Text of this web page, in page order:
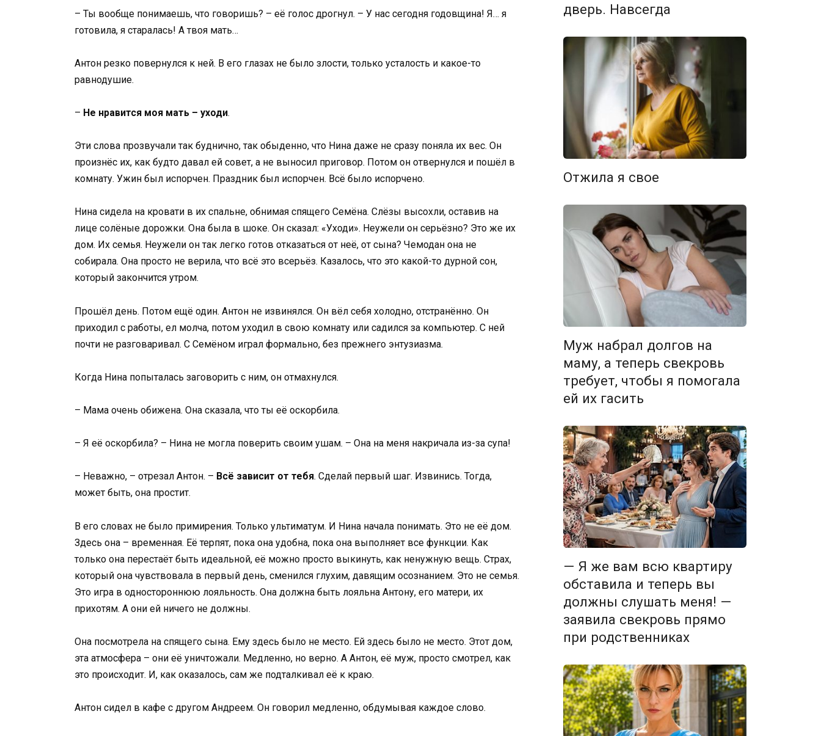
– Ты вообще понимаешь, что говоришь? – её голос дрогнул. – У нас сегодня годовщина! Я… я
готовила, я старалась! А твоя мать…
Антон резко повернулся к ней. В его глазах не было злости, только усталость и какое-то
равнодушие.
– Не нравится моя мать – уходи.
Эти слова прозвучали так буднично, так обыденно, что Нина даже не сразу поняла их вес. Он
произнёс их, как будто давал ей совет, а не выносил приговор. Потом он отвернулся и пошёл в
комнату. Ужин был испорчен. Праздник был испорчен. Всё было испорчено.
Нина сидела на кровати в их спальне, обнимая спящего Семёна. Слёзы высохли, оставив на
лице солёные дорожки. Она была в шоке. Он сказал: «Уходи». Неужели он серьёзно? Это же их
дом. Их семья. Неужели он так легко готов отказаться от неё, от сына? Чемодан она не
собирала. Она просто не верила, что всё это всерьёз. Казалось, что это какой-то дурной сон,
который закончится утром.
Прошёл день. Потом ещё один. Антон не извинялся. Он вёл себя холодно, отстранённо. Он
приходил с работы, ел молча, потом уходил в свою комнату или садился за компьютер. С ней
почти не разговаривал. С Семёном играл формально, без прежнего энтузиазма.
Когда Нина попыталась заговорить с ним, он отмахнулся.
– Мама очень обижена. Она сказала, что ты её оскорбила.
– Я её оскорбила? – Нина не могла поверить своим ушам. – Она на меня накричала из-за супа!
– Неважно, – отрезал Антон. – Всё зависит от тебя. Сделай первый шаг. Извинись. Тогда,
может быть, она простит.
В его словах не было примирения. Только ультиматум. И Нина начала понимать. Это не её дом.
Здесь она – временная. Её терпят, пока она удобна, пока она выполняет все функции. Как
только она перестаёт быть идеальной, её можно просто выкинуть, как ненужную вещь. Страх,
который она чувствовала в первый день, сменился глухим, давящим осознанием. Это не семья.
Это игра в одностороннюю лояльность. Она должна быть лояльна Антону, его матери, их
прихотям. А они ей ничего не должны.
Она посмотрела на спящего сына. Ему здесь было не место. Ей здесь было не место. Этот дом,
эта атмосфера – они её уничтожали. Медленно, но верно. А Антон, её муж, просто смотрел, как
это происходит. И, как оказалось, сам же подталкивал её к краю.
Антон сидел в кафе с другом Андреем. Он говорил медленно, обдумывая каждое слово.
дверь. Навсегда
Отжила я свое
Муж набрал долгов на
маму, а теперь свекровь
требует, чтобы я помогала
ей их гасить
— Я же вам всю квартиру
обставила и теперь вы
должны слушать меня! —
заявила свекровь прямо
при родственниках